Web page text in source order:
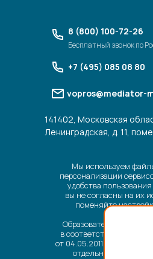
Мы используем
персонализации
удобства
вы не согласны на их
поменяйте
Образовательные
в соответствии с
от 04.05.2011 № 99-ФЗ «О
отдельных видов
8 (800) 100-72-26
Бесплатный звонок по
vopros@mediator-
141402, Московская
Ленинградская, д. 11,
+7 (495) 085 08 80